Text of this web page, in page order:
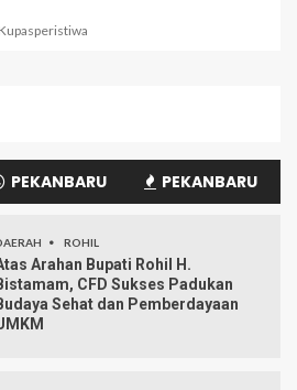
PEKANBARU PEKANBARU
ROHIL
Arahan Bupati Rohil H.
CFD Sukses Padukan
Sehat dan Pemberdayaan